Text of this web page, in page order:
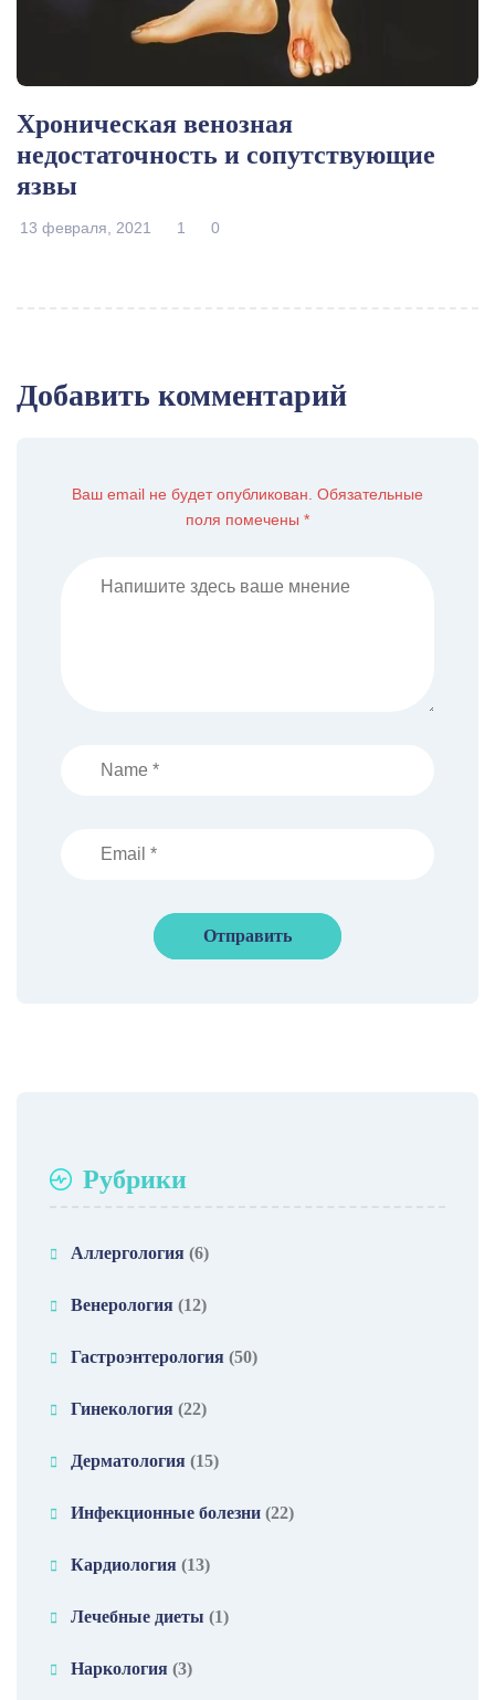
Хроническая венозная
недостаточность и сопутствующие
язвы
13 февраля, 2021 1 0
Добавить комментарий
Ваш email не будет опубликован. Обязательные
поля помечены *
Рубрики
Аллергология (6)
Венерология (12)
Гастроэнтерология (50)
Гинекология (22)
Дерматология (15)
Инфекционные болезни (22)
Кардиология (13)
Лечебные диеты (1)
Наркология (3)